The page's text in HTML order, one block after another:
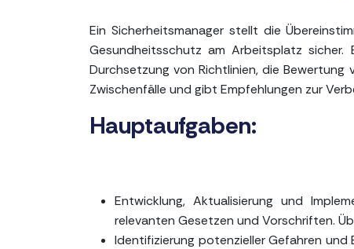
Ein Sicherheitsmanager stellt die
Gesundheitsschutz am Arbeitsplatz
Durchsetzung von Richtlinien, die
Zwischenfälle und gibt Empfehlungen zur
Hauptaufgaben:
Entwicklung, Aktualisierung und
relevanten Gesetzen und Vorschriften.
Identifizierung potenzieller Gefahren und